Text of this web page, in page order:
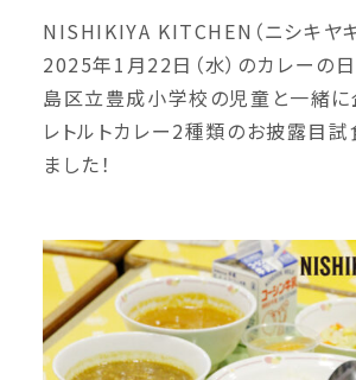
NISHIKIYA KITCHEN（ニシキヤキ
2025年1月22日（水）のカレーの
島区立豊成小学校の児童と一緒
レトルトカレー2種類のお披露目
ました！